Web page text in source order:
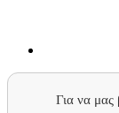
Για να μας